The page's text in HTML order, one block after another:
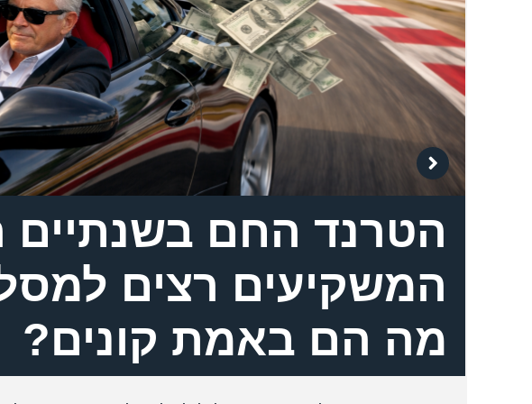
הטרנד החם בשנתיים
המשקיעים רצים
מה הם באמת קונים?